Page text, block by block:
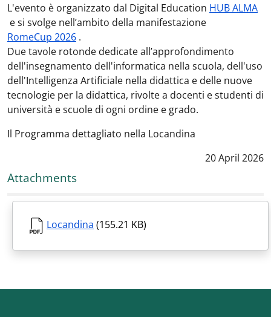
L'evento è organizzato dal Digital Education HUB ALMA
e si svolge nell’ambito della manifestazione
RomeCup 2026 .
Due tavole rotonde dedicate all’approfondimento
dell'insegnamento dell'informatica nella scuola, dell'uso
dell'Intelligenza Artificiale nella didattica e delle nuove
tecnologie per la didattica, rivolte a docenti e studenti di
università e scuole di ogni ordine e grado.
Il Programma dettagliato nella Locandina
Data notizia
20 April 2026
Attachments
Locandina (155.21 KB)